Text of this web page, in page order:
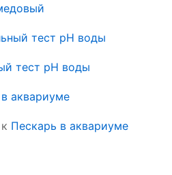
тест pH воды
тест pH воды
аквариуме
к Пескарь в аквариуме